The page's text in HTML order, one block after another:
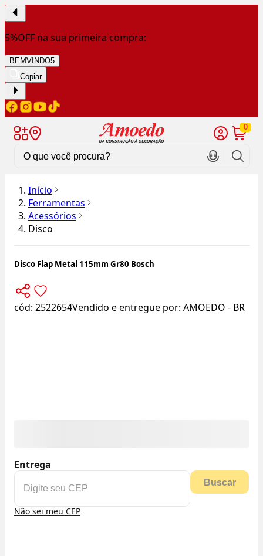
5%OFF na sua primeira compra:
BEMVINDO5
Copiar
0
Início
Ferramentas
Acessórios
Disco
Disco Flap Metal 115mm Gr80 Bosch
cód: 2522654Vendido e entregue por: AMOEDO - BR
Entrega
Buscar
Não sei meu CEP